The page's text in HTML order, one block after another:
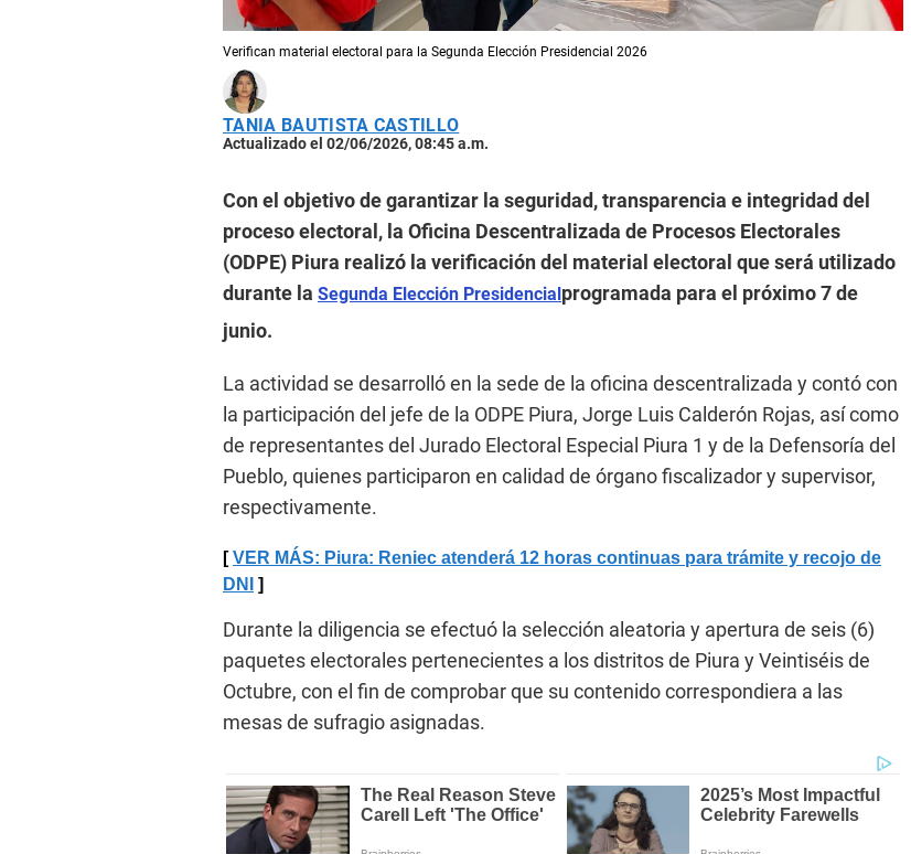
Verifican material electoral para la Segunda Elección Presidencial 2026
TANIA BAUTISTA CASTILLO
Actualizado el 02/06/2026, 08:45 a.m.
Con el objetivo de garantizar la seguridad, transparencia e integridad del
proceso electoral, la Oficina Descentralizada de Procesos Electorales
(ODPE) Piura realizó la verificación del material electoral que será utilizado
durante la Segunda Elección Presidencialprogramada para el próximo 7 de
junio.
La actividad se desarrolló en la sede de la oficina descentralizada y contó con
la participación del jefe de la ODPE Piura, Jorge Luis Calderón Rojas, así como
de representantes del Jurado Electoral Especial Piura 1 y de la Defensoría del
Pueblo, quienes participaron en calidad de órgano fiscalizador y supervisor,
respectivamente.
VER MÁS: Piura: Reniec atenderá 12 horas continuas para trámite y recojo de
DNI
Durante la diligencia se efectuó la selección aleatoria y apertura de seis (6)
paquetes electorales pertenecientes a los distritos de Piura y Veintiséis de
Octubre, con el fin de comprobar que su contenido correspondiera a las
mesas de sufragio asignadas.